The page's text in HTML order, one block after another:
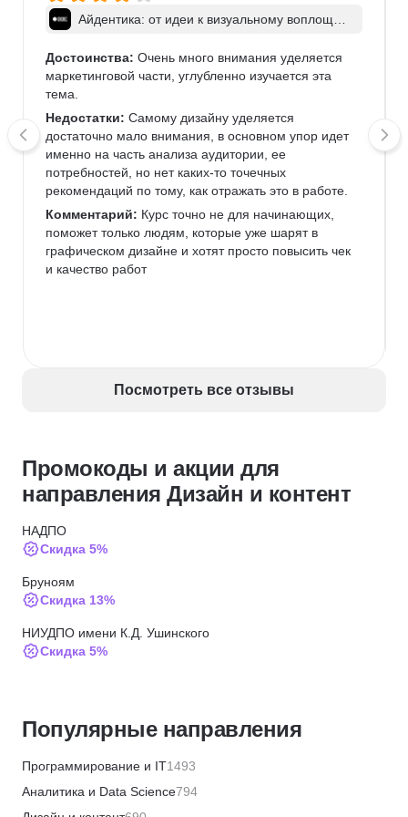
Айдентика: от идеи к визуальному воплощен
Достоинства: Очень много внимания уделяется
маркетинговой части, углубленно изучается эта
тема.
Недостатки: Самому дизайну уделяется
достаточно мало внимания, в основном упор идет
именно на часть анализа аудитории, ее
потребностей, но нет каких-то точечных
рекомендаций по тому, как отражать это в работе.
Комментарий: Курс точно не для начинающих,
поможет только людям, которые уже шарят в
графическом дизайне и хотят просто повысить чек
и качество работ
Посмотреть все отзывы
Промокоды и акции для
направления Дизайн и контент
НАДПО
Скидка 5%
Бруноям
Скидка 13%
НИУДПО имени К.Д. Ушинского
Скидка 5%
ИПО
МИПО
Популярные направления
Программирование и IT1493
Аналитика и Data Science794